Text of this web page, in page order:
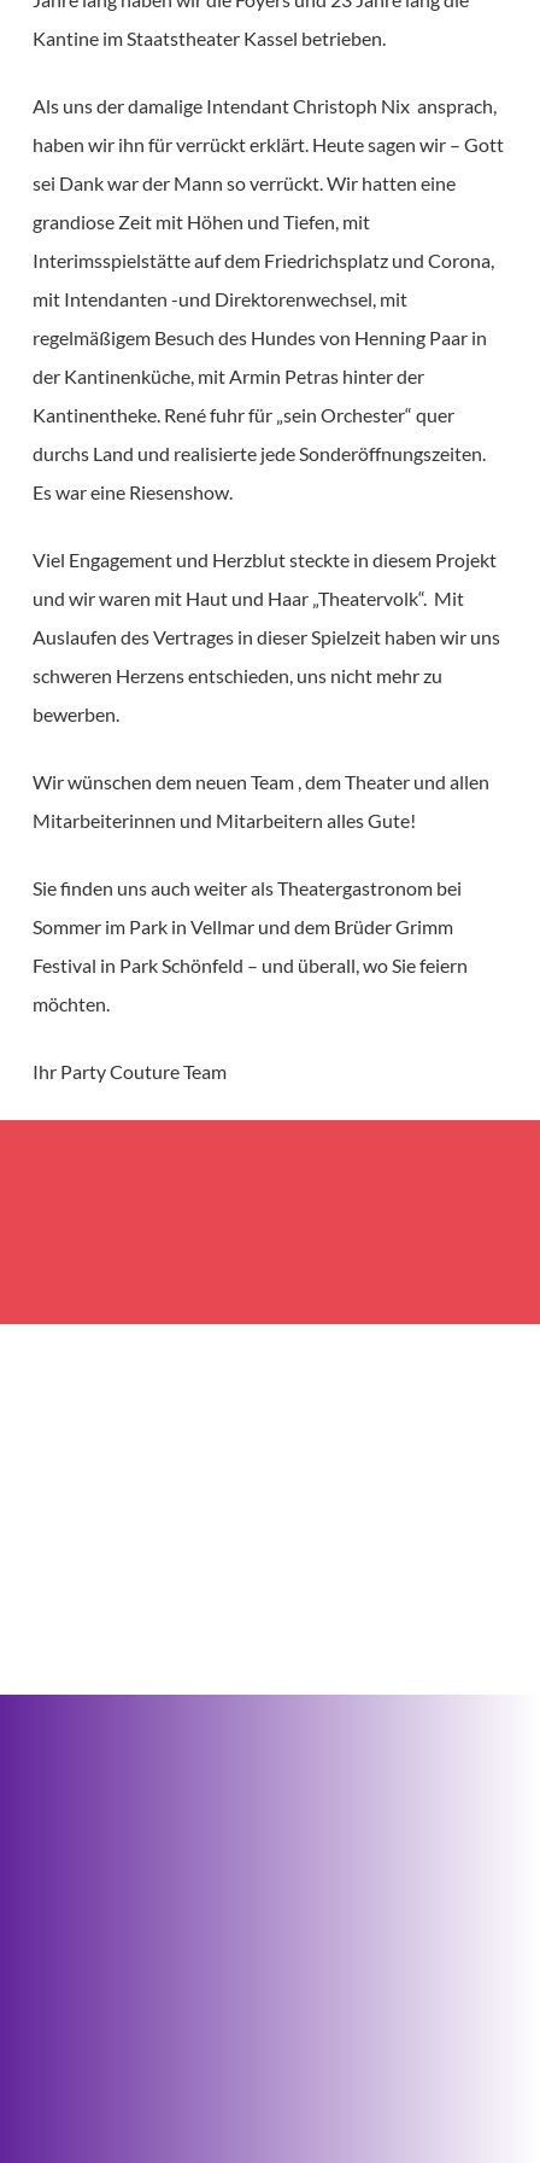
Kantine im Staatstheater Kassel betrieben.
Als uns der damalige Intendant Christoph Nix ansprach,
haben wir ihn für verrückt erklärt. Heute sagen wir – Gott
sei Dank war der Mann so verrückt. Wir hatten eine
grandiose Zeit mit Höhen und Tiefen, mit
Interimsspielstätte auf dem Friedrichsplatz und Corona,
mit Intendanten -und Direktorenwechsel, mit
regelmäßigem Besuch des Hundes von Henning Paar in
der Kantinenküche, mit Armin Petras hinter der
Kantinentheke. René fuhr für „sein Orchester“ quer
durchs Land und realisierte jede Sonderöffnungszeiten.
Es war eine Riesenshow.
Viel Engagement und Herzblut steckte in diesem Projekt
und wir waren mit Haut und Haar „Theatervolk“. Mit
Auslaufen des Vertrages in dieser Spielzeit haben wir uns
schweren Herzens entschieden, uns nicht mehr zu
bewerben.
Wir wünschen dem neuen Team , dem Theater und allen
Mitarbeiterinnen und Mitarbeitern alles Gute!
Sie finden uns auch weiter als Theatergastronom bei
Sommer im Park in Vellmar und dem Brüder Grimm
Festival in Park Schönfeld – und überall, wo Sie feiern
möchten.
Ihr Party Couture Team